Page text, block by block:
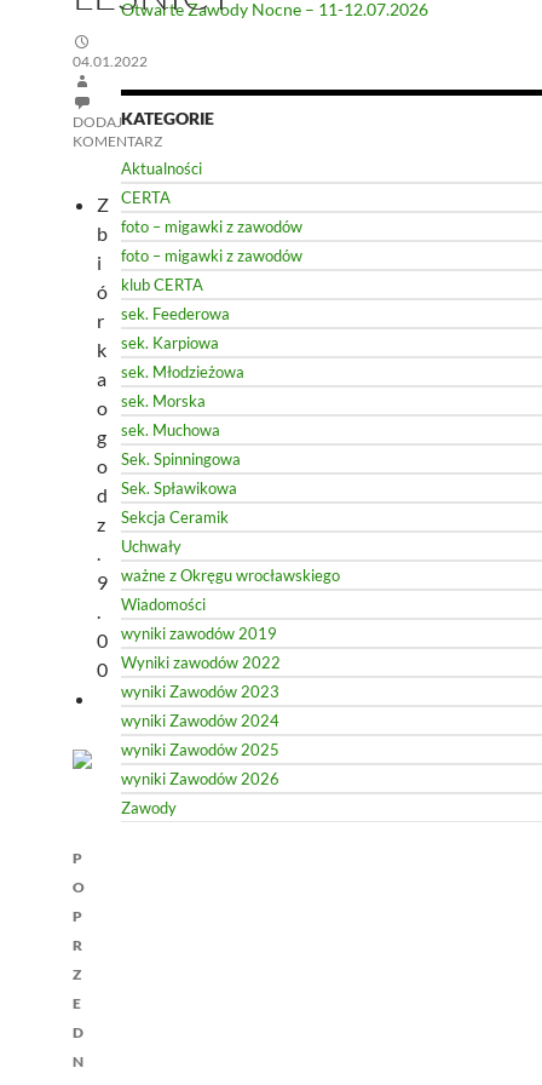
04.01.2022
DODAJ
KOMENTARZ
Z
b
i
ó
r
k
a
o
g
o
d
z
.
9
.
0
0
Nawigacja
wpisu
P
O
P
R
Z
E
D
N
Otwarte Zawody Nocne – 11-12.07.2026
KATEGORIE
Aktualności
CERTA
foto – migawki z zawodów
foto – migawki z zawodów
klub CERTA
sek. Feederowa
sek. Karpiowa
sek. Młodzieżowa
sek. Morska
sek. Muchowa
Sek. Spinningowa
Sek. Spławikowa
Sekcja Ceramik
Uchwały
ważne z Okręgu wrocławskiego
Wiadomości
wyniki zawodów 2019
Wyniki zawodów 2022
wyniki Zawodów 2023
wyniki Zawodów 2024
wyniki Zawodów 2025
wyniki Zawodów 2026
Zawody